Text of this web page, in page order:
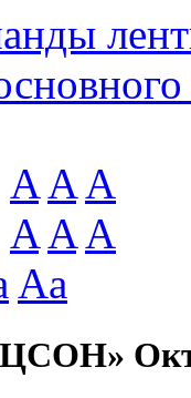
A A A
A A A
Aa